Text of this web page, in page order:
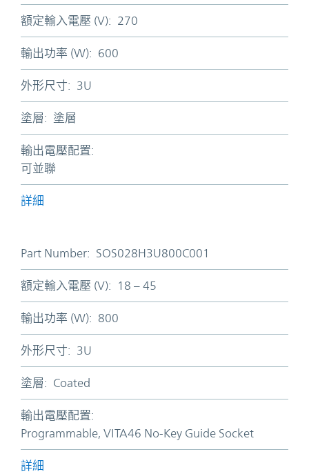
額定輸入電壓 (V): 270
輸出功率 (W): 600
外形尺寸: 3U
塗層: 塗層
輸出電壓配置:
可並聯
詳細
Part Number: SOS028H3U800C001
額定輸入電壓 (V): 18 – 45
輸出功率 (W): 800
外形尺寸: 3U
塗層: Coated
輸出電壓配置:
Programmable, VITA46 No-Key Guide Socket
詳細